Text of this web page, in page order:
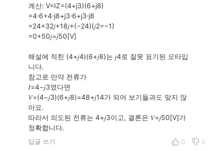
계산: V=IZ=(4+j3)(6+j8)
=4⋅6+4⋅j8+j3⋅6+j3⋅j8
=24+32𝑗+18𝑗+(−24)(𝑗2=−1)
=0+50𝑗=𝑗50[V]
해설에 적힌 (4+𝑗4)(6+𝑗8)는 𝑗4로 잘못 표기된 오타입
니다.
참고로 만약 전류가
𝐼=4−𝑗3였다면
𝑉=(4−𝑗3)(6+𝑗8)=48+𝑗14가 되어 보기들과도 맞지 않
아요.
따라서 의도된 전류는 4+𝑗3이고, 결론은 𝑉=𝑗50[V]가
정확합니다.
답글 쓰기 0 0